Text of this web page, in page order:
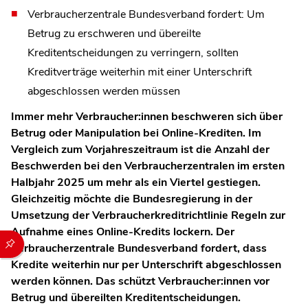
Durch die folgenden Buttons können Sie direkt auf einen
Verbraucherzentrale Bundesverband fordert: Um
Betrug zu erschweren und übereilte
Kreditentscheidungen zu verringern, sollten
Kreditverträge weiterhin mit einer Unterschrift
abgeschlossen werden müssen
Immer mehr Verbraucher:innen beschweren sich über
Betrug oder Manipulation bei Online-Krediten. Im
Vergleich zum Vorjahreszeitraum ist die Anzahl der
Beschwerden bei den Verbraucherzentralen im ersten
Halbjahr 2025 um mehr als ein Viertel gestiegen.
Gleichzeitig möchte die Bundesregierung in der
Umsetzung der Verbraucherkreditrichtlinie Regeln zur
Aufnahme eines Online-Kredits lockern. Der
Verbraucherzentrale Bundesverband fordert, dass
Kredite weiterhin nur per Unterschrift abgeschlossen
werden können. Das schützt Verbraucher:innen vor
Betrug und übereilten Kreditentscheidungen.